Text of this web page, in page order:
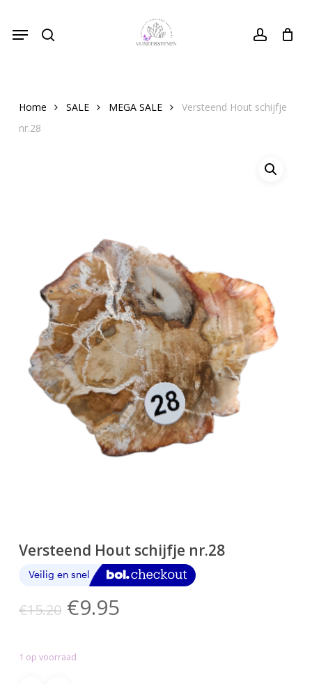
main
account
Menu Close
Cart
Home SALE MEGA SALE
Versteend Hout schijfje
nr.28
Versteend Hout schijfje nr.28
€15.20 Oorspronkelijke
was:
€15.20.
€9.95Huidige
1 op voorraad